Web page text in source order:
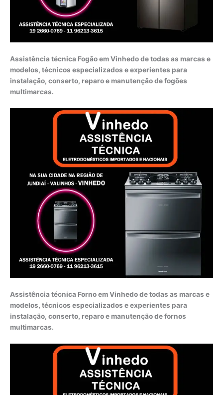
Assistência técnica Fogão em Vinhedo de todas as marcas e
modelos, técnicos especializados e experientes para
instalação, conserto, reparo e manutenção de fogões
multimarcas.
Assistência técnica Forno em Vinhedo de todas as marcas e
modelos, técnicos especializados e experientes para
instalação, conserto, reparo e manutenção de fornos
multimarcas.